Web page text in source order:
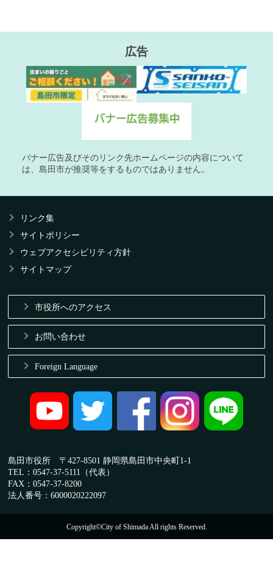
広告
バナー広告及びそのリンク先ホームページの内容について
は、島田市が推奨等をするものではありません。
リンク集
サイトポリシー
ウェブアクセシビリティ方針
サイトマップ
市役所へのアクセス
お問い合わせ
Foreign Language
島田市役所 〒427-8501 静岡県島田市中央町1-1
TEL：0547-37-5111（代表）
FAX：0547-37-8200
法人番号：6000020222097
Copyright©City of Shimada All rights Reserved.